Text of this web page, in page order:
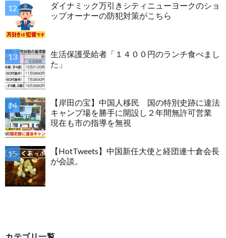
ダイナミック万引きシティニューヨークのショ
ップオーナーの防犯対策がこちら
生活保護受給者「１４００円のランチ食べまし
た」
【岸田の宝】中国人移民 国の特別史跡に違法
キャンプ場を勝手に開設し２年間無許可営業
現在も市の指導を無視
【HotTweets】中国新任大使と経団連十倉会長
が会談。